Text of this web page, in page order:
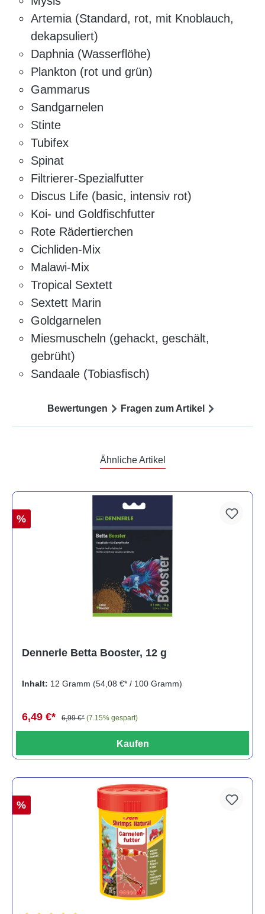
Artemia (Standard, rot, mit Knoblauch,
dekapsuliert)
Daphnia (Wasserflöhe)
Plankton (rot und grün)
Gammarus
Sandgarnelen
Stinte
Tubifex
Spinat
Filtrierer-Spezialfutter
Discus Life (basic, intensiv rot)
Koi- und Goldfischfutter
Rote Rädertierchen
Cichliden-Mix
Malawi-Mix
Tropical Sextett
Sextett Marin
Goldgarnelen
Miesmuscheln (gehackt, geschält,
gebrüht)
Sandaale (Tobiasfisch)
Bewertungen Fragen zum Artikel
Ähnliche Artikel
%
Dennerle Betta Booster, 12 g
Inhalt: 12 Gramm (54,08 €* / 100 Gramm)
6,49 €* 6,99 €* (7.15% gespart)
Kaufen
%